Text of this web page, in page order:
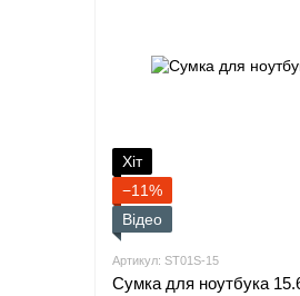
Хіт
−11%
Відео
Артикул: ST01S-15
Сумка для ноутбука